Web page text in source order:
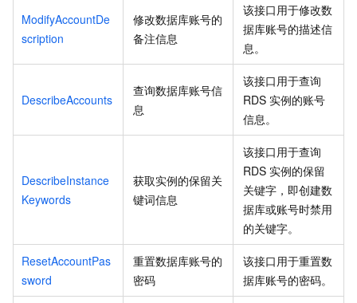
ModifyAccountDe
scription
修改数据库账号的
备注信息
该接口用于修改数
据库账号的描述信
息。
DescribeAccounts
查询数据库账号信
息
该接口用于查询
RDS 实例的账号
信息。
DescribeInstance
Keywords
获取实例的保留关
键词信息
该接口用于查询
RDS 实例的保留
关键字，即创建数
据库或账号时禁用
的关键字。
ResetAccountPas
sword
重置数据库账号的
密码
该接口用于重置数
据库账号的密码。